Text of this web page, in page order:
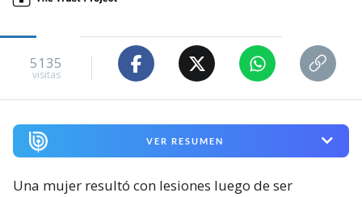
5135
visitas
VER RESUMEN
Una mujer resultó con lesiones luego de ser